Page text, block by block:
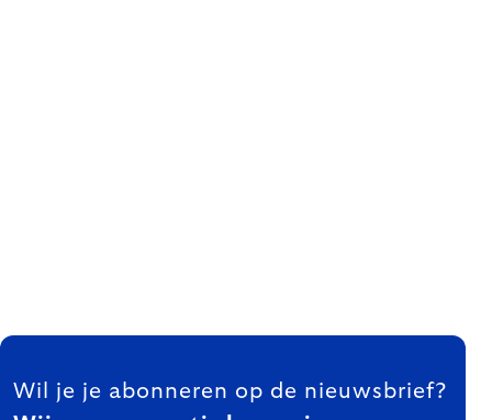
FOOTER
Wil je je abonneren op de nieuwsbrief?